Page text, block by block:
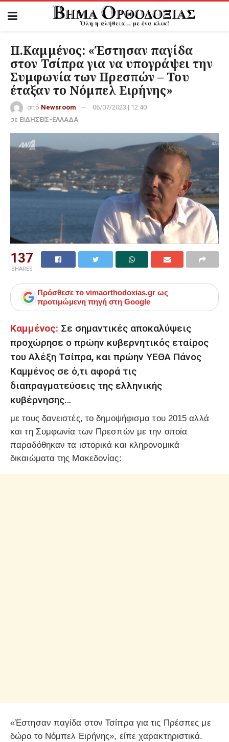
Π.Καμμένος: «Έστησαν παγίδα
στον Τσίπρα για να υπογράψει την
Συμφωνία των Πρεσπών – Του
έταξαν το Νόμπελ Ειρήνης»
από Newsroom
06/07/2023 | 12:40
σε ΕΙΔΗΣΕΙΣ-ΕΛΛΑΔΑ
137
SHARES
Πρόσθεσε το vimaorthodoxias.gr ως
προτιμώμενη πηγή στη Google
Καμμένος: Σε σημαντικές αποκαλύψεις
προχώρησε ο πρώην κυβερνητικός εταίρος
του Αλέξη Τσίπρα, και πρώην ΥΕΘΑ Πάνος
Καμμένος σε ό,τι αφορά τις
διαπραγματεύσεις της ελληνικής
κυβέρνησης…
με τους δανειστές, το δημοψήφισμα του 2015 αλλά
και τη Συμφωνία των Πρεσπών με την οποία
παραδόθηκαν τα ιστορικά και κληρονομικά
δικαιώματα της Μακεδονίας:
«Έστησαν παγίδα στον Τσίπρα για τις Πρέσπες με
δώρο το Νόμπελ Ειρήνης», είπε χαρακτηριστικά.